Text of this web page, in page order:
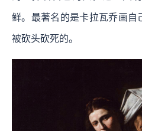
鲜。最著名的是卡拉瓦乔画自
被砍头砍死的。